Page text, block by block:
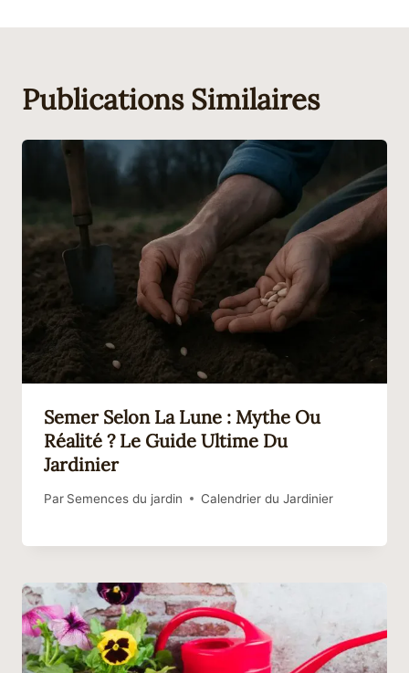
Publications Similaires
Semer Selon La Lune : Mythe Ou
Réalité ? Le Guide Ultime Du
Jardinier
Par Semences du jardin Calendrier du Jardinier